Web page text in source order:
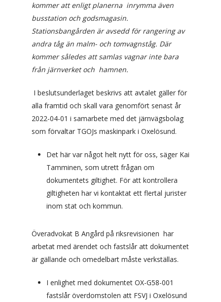
kommer att enligt planerna inrymma även
busstation och godsmagasin.
Stationsbangården är avsedd för rangering av
andra tåg än malm- och tomvagnståg. Där
kommer således att samlas vagnar inte bara
från järnverket och hamnen.
I beslutsunderlaget beskrivs att avtalet gäller för
alla framtid och skall vara genomfört senast år
2022-04-01 i samarbete med det järnvägsbolag
som förvaltar TGOJs maskinpark i Oxelösund.
Det här var något helt nytt för oss, säger Kai
Tamminen, som utrett frågan om
dokumentets giltighet. För att kontrollera
giltigheten har vi kontaktat ett flertal jurister
inom stat och kommun.
Överadvokat B Angård på riksrevisionen har
arbetat med ärendet och fastslår att dokumentet
är gällande och omedelbart måste verkställas.
I enlighet med dokumentet OX-G58-001
fastslår överdomstolen att FSVJ i Oxelösund